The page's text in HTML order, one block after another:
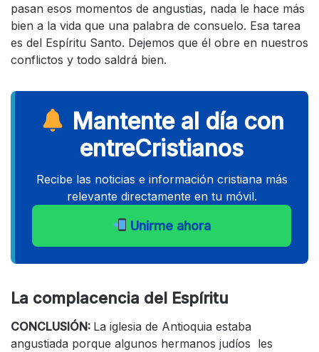
pasan esos momentos de angustias, nada le hace más
bien a la vida que una palabra de consuelo. Esa tarea
es del Espíritu Santo. Dejemos que él obre en nuestros
conflictos y todo saldrá bien.
Mantente al día con
entreCristianos
Recibe las noticias e información cristiana más
relevante directamente en tu móvil.
Unirme ahora
La complacencia del Espíritu
CONCLUSIÓN: La iglesia de Antioquia estaba
angustiada porque algunos hermanos judíos les